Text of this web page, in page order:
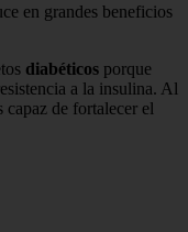
en grandes beneficios
diabéticos porque
a la insulina. Al
de fortalecer el